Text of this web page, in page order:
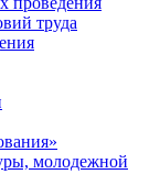
труда
молодежной